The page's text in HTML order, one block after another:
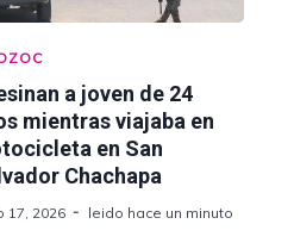
a joven de 24
mientras viajaba en
en San
Chachapa
17, 2026 leido hace un minuto